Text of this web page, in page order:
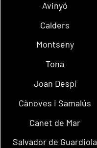
Avinyó
Calders
Montseny
Tona
Joan Despí
Cànoves i Samalús
Canet de Mar
Salvador de Guardiola